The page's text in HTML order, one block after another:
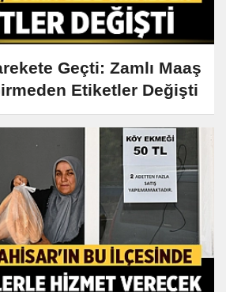
Geçti: Zamlı Maaş
Etiketler Değişti